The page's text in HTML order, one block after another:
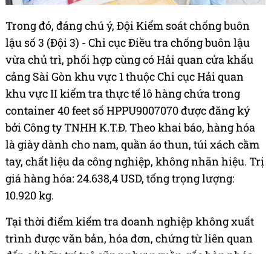
Trong đó, đáng chú ý, Đội Kiểm soát chống buôn
lậu số 3 (Đội 3) - Chi cục Điều tra chống buôn lậu
vừa chủ trì, phối hợp cùng có Hải quan cửa khẩu
cảng Sài Gòn khu vực 1 thuộc Chi cục Hải quan
khu vực II kiểm tra thực tế lô hàng chứa trong
container 40 feet số HPPU9007070 được đăng ký
bởi Công ty TNHH K.T.Đ. Theo khai báo, hàng hóa
là giày dành cho nam, quần áo thun, túi xách cầm
tay, chất liệu da công nghiệp, không nhãn hiệu. Trị
giá hàng hóa: 24.638,4 USD, tổng trọng lượng:
10.920 kg.
Tại thời điểm kiểm tra doanh nghiệp không xuất
trình được văn bản, hóa đơn, chứng từ liên quan